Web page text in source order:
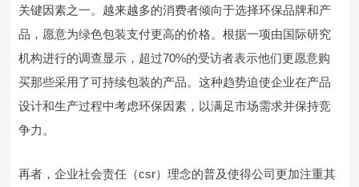
关键因素之一。越来越多的消费者倾向于选择环保品牌和产
品，愿意为绿色包装支付更高的价格。根据一项由国际研究
机构进行的调查显示，超过70%的受访者表示他们更愿意购
买那些采用了可持续包装的产品。这种趋势迫使企业在产品
设计和生产过程中考虑环保因素，以满足市场需求并保持竞
争力。
再者，企业社会责任（csr）理念的普及使得公司更加注重其